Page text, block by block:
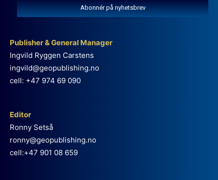
Abonnér på nyhetsbrev
Publisher & General Manager
Ingvild Ryggen Carstens
ingvild@geopublishing.no
cell: +47 974 69 090
Editor
Ronny Setså
ronny@geopublishing.no
cell:+47 901 08 659